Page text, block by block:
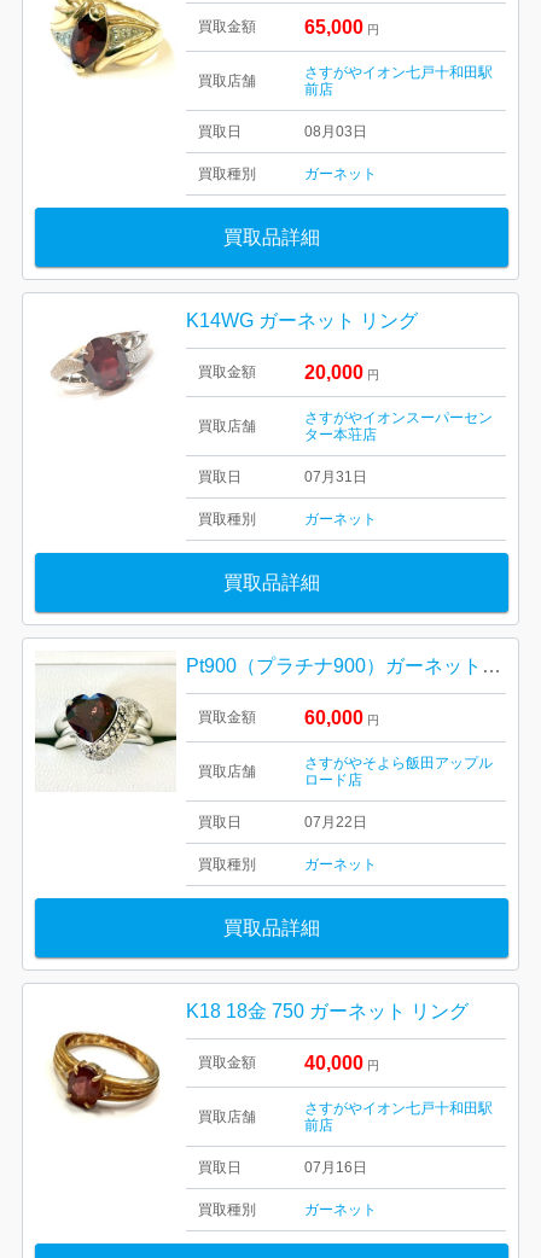
買取金額 65,000 円
買取店舗
さすがやイオン七戸十和田駅
前店
買取日 08月03日
買取種別 ガーネット
買取品詳細
K14WG ガーネット リング
買取金額 20,000 円
買取店舗
さすがやイオンスーパーセン
ター本荘店
買取日 07月31日
買取種別 ガーネット
買取品詳細
Pt900（プラチナ900）ガーネット・ダイヤモンド リング
買取金額 60,000 円
買取店舗
さすがやそよら飯田アップル
ロード店
買取日 07月22日
買取種別 ガーネット
買取品詳細
K18 18金 750 ガーネット リング
買取金額 40,000 円
買取店舗
さすがやイオン七戸十和田駅
前店
買取日 07月16日
買取種別 ガーネット